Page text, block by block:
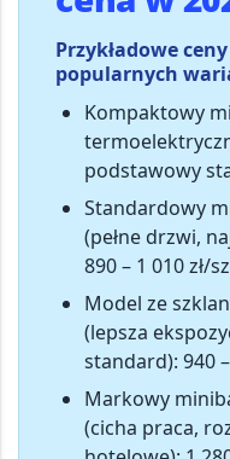
Przykładowe
popularnych
Kompaktowy
podstawowy
Standardowy
(pełne drzwi,
890 – 1 010 zł/
Model ze
(lepsza
standard): 940
Markowy
(cicha praca,